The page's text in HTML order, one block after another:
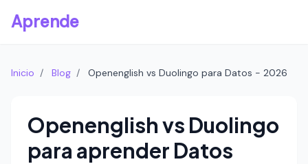
Aprende
Inicio / Blog / Openenglish vs Duolingo para Datos - 2026
Openenglish vs Duolingo
para aprender Datos